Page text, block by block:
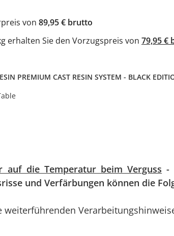
von 89,95 € brutto
erhalten Sie den Vorzugspreis von 79,95 €
PREMIUM CAST RESIN SYSTEM - BLACK
auf die Temperatur beim Verguss -
und Verfärbungen können die
weiterführenden